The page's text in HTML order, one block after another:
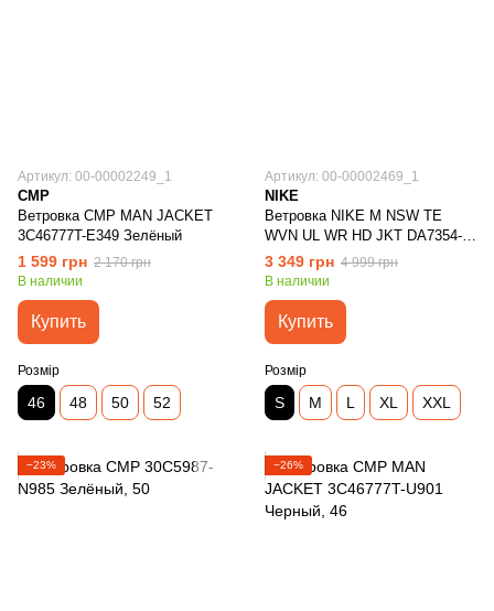
Артикул: 00-00002249_1
CMP
Ветровка CMP MAN JACKET
3C46777T-E349 Зелёный
1 599 грн 2 170 грн
В наличии
Купить
Розмір
46 48 50 52
Артикул: 00-00002469_1
NIKE
Ветровка NIKE M NSW TE
WVN UL WR HD JKT DA7354-
010 Черный
3 349 грн 4 999 грн
В наличии
Купить
Розмір
S M L XL XXL
−23% −26%